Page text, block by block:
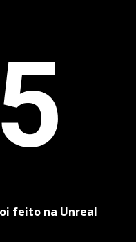
feito na Unreal